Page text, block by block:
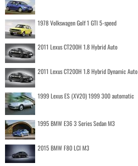
1978 Volkswagen Golf 1 GTI 5-speed
2011 Lexus CT200H 1.8 Hybrid Auto
2011 Lexus CT200H 1.8 Hybrid Dynamic Auto
1999 Lexus ES (XV20) 1999 300 automatic
1995 BMW E36 3 Series Sedan M3
2015 BMW F80 LCI M3